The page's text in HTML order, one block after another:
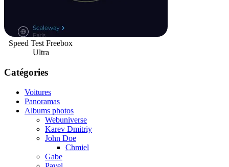
Speed Test Freebox
Ultra
Catégories
Voitures
Panoramas
Albums photos
Webuniverse
Karev Dmitriy
John Doe
Chmiel
Gabe